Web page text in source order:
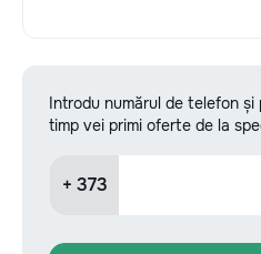
Introdu numărul de telefon
timp vei primi oferte de la
+ 373